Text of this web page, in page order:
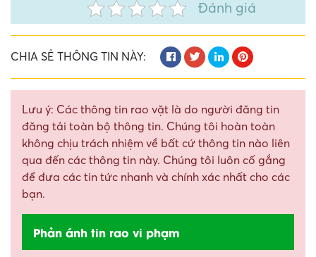
Đánh giá
CHIA SẺ THÔNG TIN NÀY:
Lưu ý: Các thông tin rao vặt là do người đăng tin
đăng tải toàn bộ thông tin. Chúng tôi hoàn toàn
không chịu trách nhiệm về bất cứ thông tin nào liên
qua đến các thông tin này. Chúng tôi luôn cố gắng
để đưa các tin tức nhanh và chính xác nhất cho các
bạn.
Phản ánh tin rao vi phạm